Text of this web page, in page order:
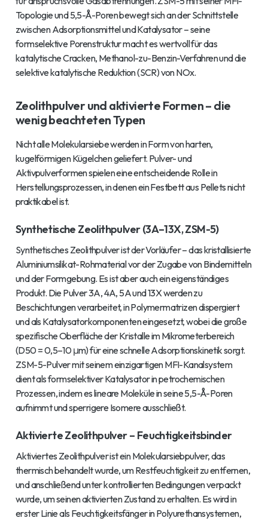
Topologie und 5,5-Å-Poren bewegt sich an der Schnittstelle
zwischen Adsorptionsmittel und Katalysator – seine
formselektive Porenstruktur macht es wertvoll für das
katalytische Cracken, Methanol-zu-Benzin-Verfahren und die
selektive katalytische Reduktion (SCR) von NOx.
Zeolithpulver und aktivierte Formen – die
wenig beachteten Typen
Nicht alle Molekularsiebe werden in Form von harten,
kugelförmigen Kügelchen geliefert. Pulver- und
Aktivpulverformen spielen eine entscheidende Rolle in
Herstellungsprozessen, in denen ein Festbett aus Pellets nicht
praktikabel ist.
Synthetische Zeolithpulver (3A–13X, ZSM-5)
Synthetisches Zeolithpulver ist der Vorläufer – das kristallisierte
Aluminiumsilikat-Rohmaterial vor der Zugabe von Bindemitteln
und der Formgebung. Es ist aber auch ein eigenständiges
Produkt. Die Pulver 3A, 4A, 5A und 13X werden zu
Beschichtungen verarbeitet, in Polymermatrizen dispergiert
und als Katalysatorkomponenten eingesetzt, wobei die große
spezifische Oberfläche der Kristalle im Mikrometerbereich
(D50 = 0,5–10 μm) für eine schnelle Adsorptionskinetik sorgt.
ZSM-5-Pulver mit seinem einzigartigen MFI-Kanalsystem
dient als formselektiver Katalysator in petrochemischen
Prozessen, indem es lineare Moleküle in seine 5,5-Å-Poren
aufnimmt und sperrigere Isomere ausschließt.
Aktivierte Zeolithpulver – Feuchtigkeitsbinder
Aktiviertes Zeolithpulver ist ein Molekularsiebpulver, das
thermisch behandelt wurde, um Restfeuchtigkeit zu entfernen,
und anschließend unter kontrollierten Bedingungen verpackt
wurde, um seinen aktivierten Zustand zu erhalten. Es wird in
erster Linie als Feuchtigkeitsfänger in Polyurethansystemen,